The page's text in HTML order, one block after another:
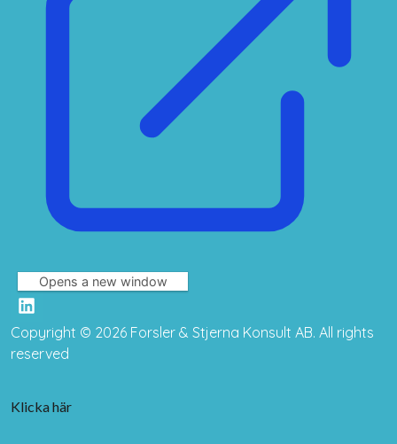
Opens a new window
Copyright © 2026 Forsler & Stjerna Konsult AB. All rights
reserved
Klicka här